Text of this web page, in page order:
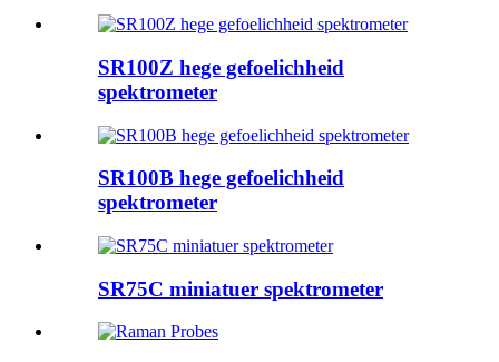
SR100Z hege gefoelichheid
spektrometer
SR100B hege gefoelichheid
spektrometer
SR75C miniatuer spektrometer